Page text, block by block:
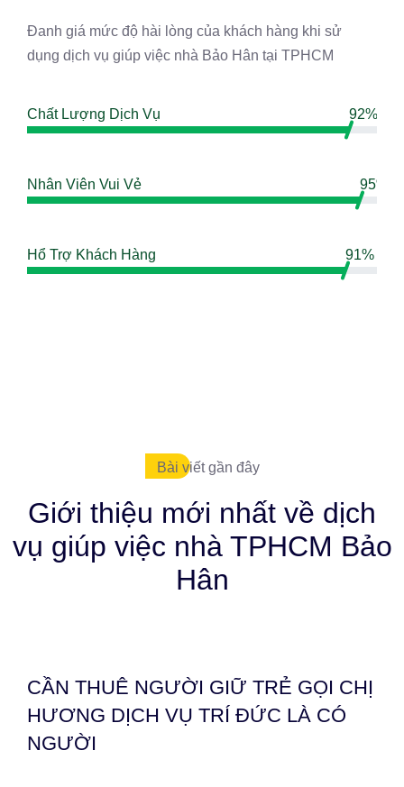
Đanh giá mức độ hài lòng của khách hàng khi sử
dụng dịch vụ giúp việc nhà Bảo Hân tại TPHCM
Chất Lượng Dịch Vụ 92%
Nhân Viên Vui Vẻ 95%
Hổ Trợ Khách Hàng 91%
Bài viết gần đây
Giới thiệu mới nhất về dịch
vụ giúp việc nhà TPHCM Bảo
Hân
CẦN THUÊ NGƯỜI GIỮ TRẺ GỌI CHỊ
HƯƠNG DỊCH VỤ TRÍ ĐỨC LÀ CÓ
NGƯỜI